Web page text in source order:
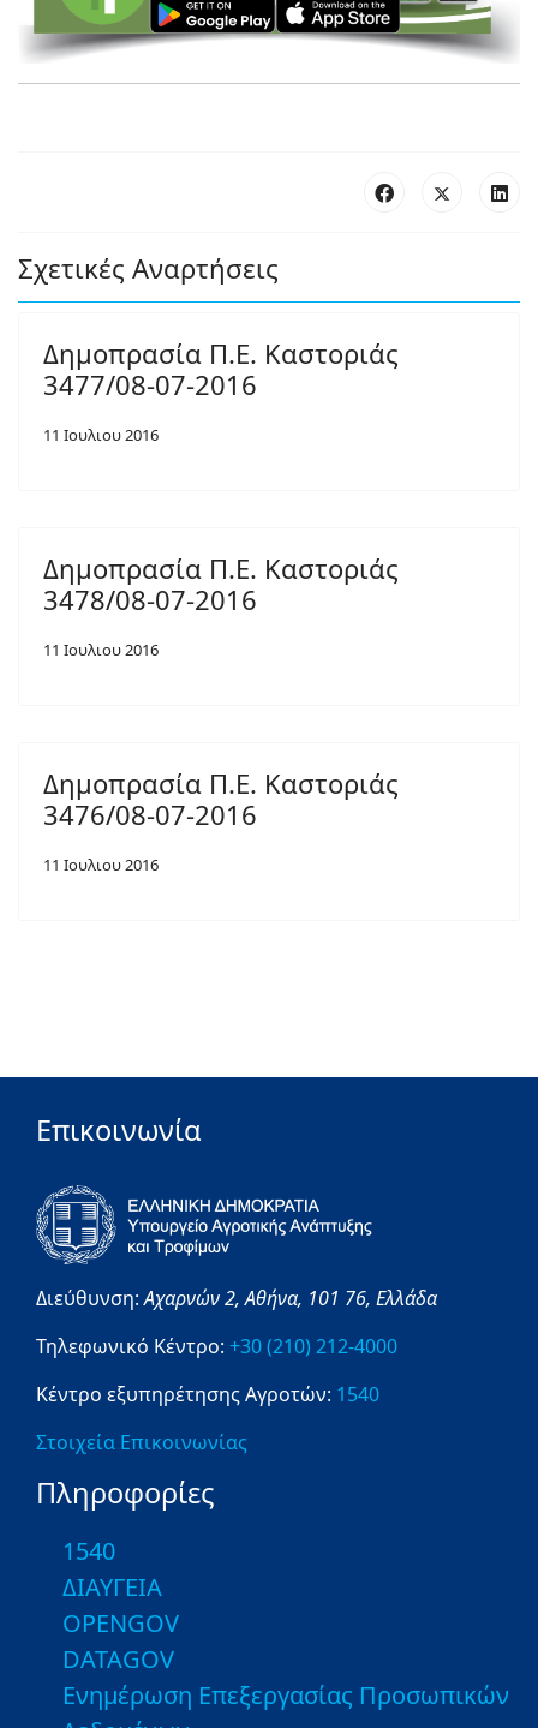
Σχετικές Αναρτήσεις
Δημοπρασία Π.Ε. Καστοριάς
3477/08-07-2016
11 Ιουλιου 2016
Δημοπρασία Π.Ε. Καστοριάς
3478/08-07-2016
11 Ιουλιου 2016
Δημοπρασία Π.Ε. Καστοριάς
3476/08-07-2016
11 Ιουλιου 2016
Επικοινωνία
Διεύθυνση:Αχαρνών 2,Αθήνα, 101 76, Ελλάδα
Τηλεφωνικό Κέντρο: +30 (210) 212-4000
Κέντρο εξυπηρέτησης Αγροτών: 1540
Στοιχεία Επικοινωνίας
Πληροφορίες
1540
ΔΙΑΥΓΕΙΑ
OPENGOV
DATAGOV
Ενημέρωση Επεξεργασίας Προσωπικών